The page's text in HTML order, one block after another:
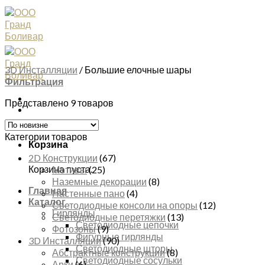
Skip
to
content
Корзина
Корзина пуста.
Главная
Каталог
Гирлянды
Светодиодные цепочки
Фигурные гирлянды
Светодиодные шторы
Светодиодные сосульки
3D Инсталляции / Большие елочные шары
Фильтрация
Представлено 9 товаров
Категории товаров
2D Конструкции (67)
Мотивы(25)
Наземные декорации (8)
Настенные пано(4)
Светодиодные консоли на опоры (12)
Светодиодные перетяжки (13)
Фотозоны(9)
3D Инсталляции(90)
Абстрактные конструкции(8)